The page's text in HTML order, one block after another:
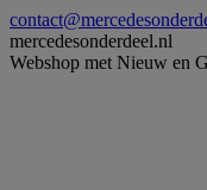
Skip
to
content
mercedesonderdeel.nl
Webshop met Nieuw en